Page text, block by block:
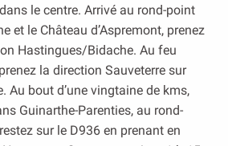
le centre. Arrivé au rond-point
et le Château d’Aspremont, prenez
Hastingues/Bidache. Au feu
la direction Sauveterre sur
Au bout d’une vingtaine de kms,
Guinarthe-Parenties, au rond-
sur le D936 en prenant en